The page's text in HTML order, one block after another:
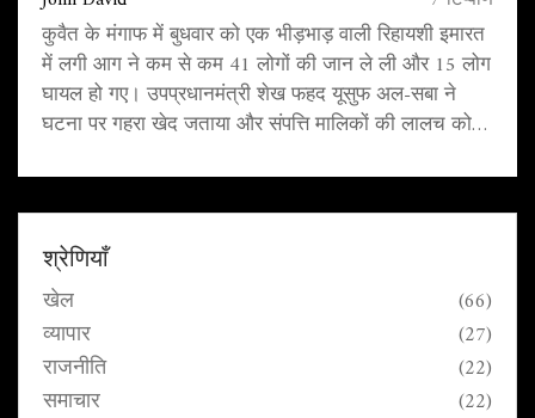
कुवैत के मंगाफ में बुधवार को एक भीड़भाड़ वाली रिहायशी इमारत
में लगी आग ने कम से कम 41 लोगों की जान ले ली और 15 लोग
घायल हो गए। उपप्रधानमंत्री शेख फहद यूसुफ अल-सबा ने
घटना पर गहरा खेद जताया और संपत्ति मालिकों की लालच को
परिवारों के प्रति संवेदना व्यक्त की।
श्रेणियाँ
खेल (66)
व्यापार (27)
राजनीति (22)
समाचार (22)